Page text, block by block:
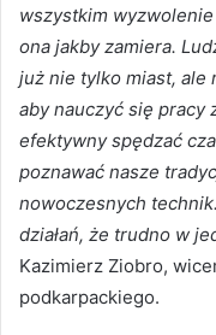
wszystkim
ona jakby zamiera.
już nie tylko miast, ale
aby nauczyć się pracy
efektywny spędzać
poznawać nasze
nowoczesnych
działań, że trudno w
Kazimierz Ziobro,
podkarpackiego.